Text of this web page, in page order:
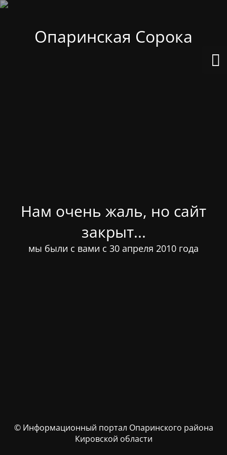
Опаринская Сорока
Нам очень жаль, но сайт
закрыт...
мы были с вами с 30 апреля 2010 года
© Информационный портал Опаринского района
Кировской области